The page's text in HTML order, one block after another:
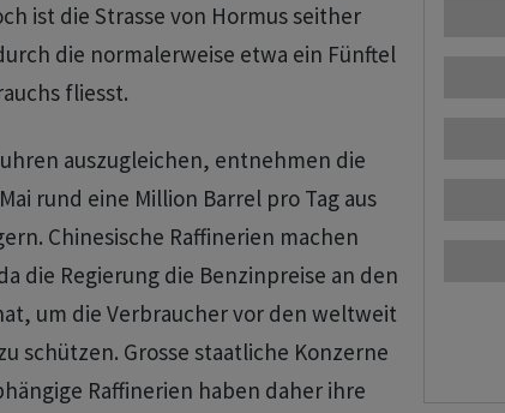
ist die Strasse von Hormus seither
die normalerweise etwa ein Fünftel
fliesst.
auszugleichen, entnehmen die
rund eine ‌Million Barrel pro Tag aus
Chinesische Raffinerien machen
die Regierung die Benzinpreise an den
um die Verbraucher vor den weltweit
schützen. Grosse staatliche Konzerne
Raffinerien haben daher ihre